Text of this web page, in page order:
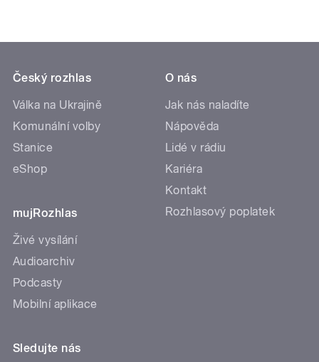
Český rozhlas
Válka na Ukrajině
Komunální volby
Stanice
eShop
mujRozhlas
Živé vysílání
Audioarchiv
Podcasty
Mobilní aplikace
O nás
Jak nás naladíte
Nápověda
Lidé v rádiu
Kariéra
Kontakt
Rozhlasový poplatek
Sledujte nás